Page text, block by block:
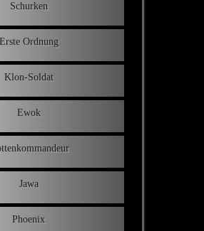
Schurken
Erste Ordnung
Klon-Soldat
Ewok
Jawa
Phoenix